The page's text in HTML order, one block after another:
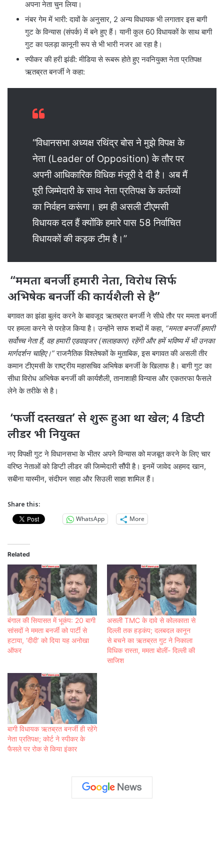
अपना नेता चुन लिया।
नंबर गेम में भारी: दावों के अनुसार, 2 अन्य विधायक भी लगातार इस बागी
गुट के विन्यास (संपर्क) में बने हुए हैं। यानी कुल 60 विधायकों के साथ बागी
गुट का पलड़ा कानूनी रूप से भी भारी नजर आ रहा है।
स्पीकर की हरी झंडी: मीडिया से रूबरू होते हुए नवनियुक्त नेता प्रतिपक्ष
ऋतब्रत बनर्जी ने कहा:
“विधानसभा अध्यक्ष रथिंद्र बोस ने मुझे विपक्ष के
नेता (Leader of Opposition) के तौर पर
अपनी आधिकारिक विधिक मंजूरी दे दी है। अब मैं
पूरी जिम्मेदारी के साथ नेता प्रतिपक्ष के कर्तव्यों
का निर्वहन करूंगा। हम ही असली टीएमसी
विधायक दल हैं क्योंकि हमारे पास 58 निर्वाचित
विधायकों की कड़क टीम है।”
“ममता बनर्जी हमारी नेता, विरोध सिर्फ
अभिषेक बनर्जी की कार्यशैली से है”
बगावत का झंडा बुलंद करने के बावजूद ऋतब्रत बनर्जी ने सीधे तौर पर ममता बनर्जी
पर हमला करने से परहेज किया है। उन्होंने साफ शब्दों में कहा, “ममता बनर्जी हमारी
सर्वोच्च नेता हैं, वह हमारी एडवाइजर (सलाहकार) रहेंगी और हमें भविष्य में भी उनका
मार्गदर्शन चाहिए।”राजनैतिक विश्लेषकों के मुताबिक, इस बगावत की असली तीर
कमान टीएमसी के राष्ट्रीय महासचिव अभिषेक बनर्जी के खिलाफ है। बागी गुट का
सीधा विरोध अभिषेक बनर्जी की कार्यशैली, तानाशाही विन्यास और एकतरफा फैसले
लेने के तरीके से है।
‘फर्जी दस्तखत’ से शुरू हुआ था खेल; 4 डिप्टी
लीडर भी नियुक्त
नए विपक्षी गुट ने विधानसभा के भीतर अपने विन्यास को मजबूत करने के लिए चार
वरिष्ठ नेताओं को डिप्टी लीडर की जिम्मेदारी सौंपी है। इनमें जावेद अहमद खान,
सबीना यास्मीन, संदीपन साहा और सिउली साहा शामिल हैं।
Share this:
WhatsApp
More
Related
बंगाल की सियासत में भूकंप: 20 बागी
सांसदों ने ममता बनर्जी को पार्टी से
हटाया, ‘दीदी’ को दिया यह अनोखा
ऑफर
असली TMC के दावे से कोलकाता से
दिल्ली तक हड़कंप; दलबदल कानून
से बचने का ऋतब्रत गुट ने निकाला
विधिक रास्ता, ममता बोलीं- दिल्ली की
साजिश
बागी विधायक ऋतब्रत बनर्जी ही रहेंगे
नेता प्रतिपक्ष; कोर्ट ने स्पीकर के
फैसले पर रोक से किया इंकार